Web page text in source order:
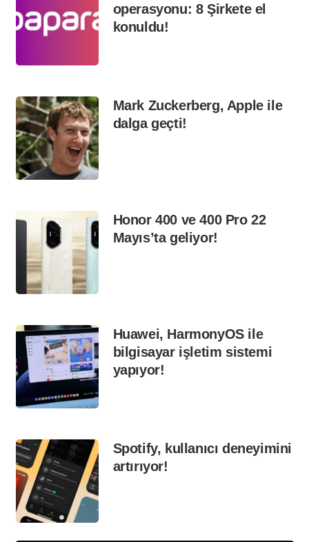
operasyonu: 8 Şirkete el
konuldu!
Mark Zuckerberg, Apple ile
dalga geçti!
Honor 400 ve 400 Pro 22
Mayıs’ta geliyor!
Huawei, HarmonyOS ile
bilgisayar işletim sistemi
yapıyor!
Spotify, kullanıcı deneyimini
artırıyor!